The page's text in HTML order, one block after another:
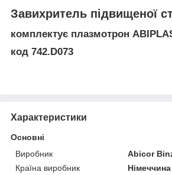
Завихритель підвищеної
комплектує плазмотрон
код 742.D073
Характеристики
Основні
Виробник
Abicor
Країна виробник
Німеччина